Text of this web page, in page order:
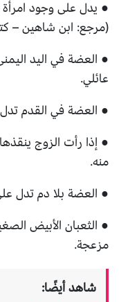
● يدل على وجود امرأة
(مرجع: ابن شاهين –
● العضة في اليد
عائلي.
● العضة في القدم
● إذا رأت الزوج
منه.
● العضة بلا دم تدل
● الثعبان الأبيض
مزعجة.
شاهد أيضًا: